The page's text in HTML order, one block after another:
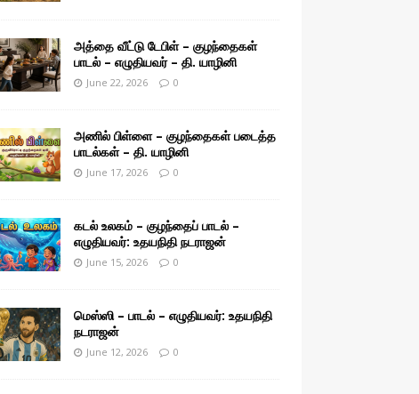
அத்தை வீட்டு டேபிள் – குழந்தைகள்
பாடல் – எழுதியவர் – தி. யாழினி
June 22, 2026 0
அணில் பிள்ளை – குழந்தைகள் படைத்த
பாடல்கள் – தி. யாழினி
June 17, 2026 0
கடல் உலகம் – குழந்தைப் பாடல் –
எழுதியவர்: உதயநிதி நடராஜன்
June 15, 2026 0
மெஸ்ஸி – பாடல் – எழுதியவர்: உதயநிதி
நடராஜன்
June 12, 2026 0